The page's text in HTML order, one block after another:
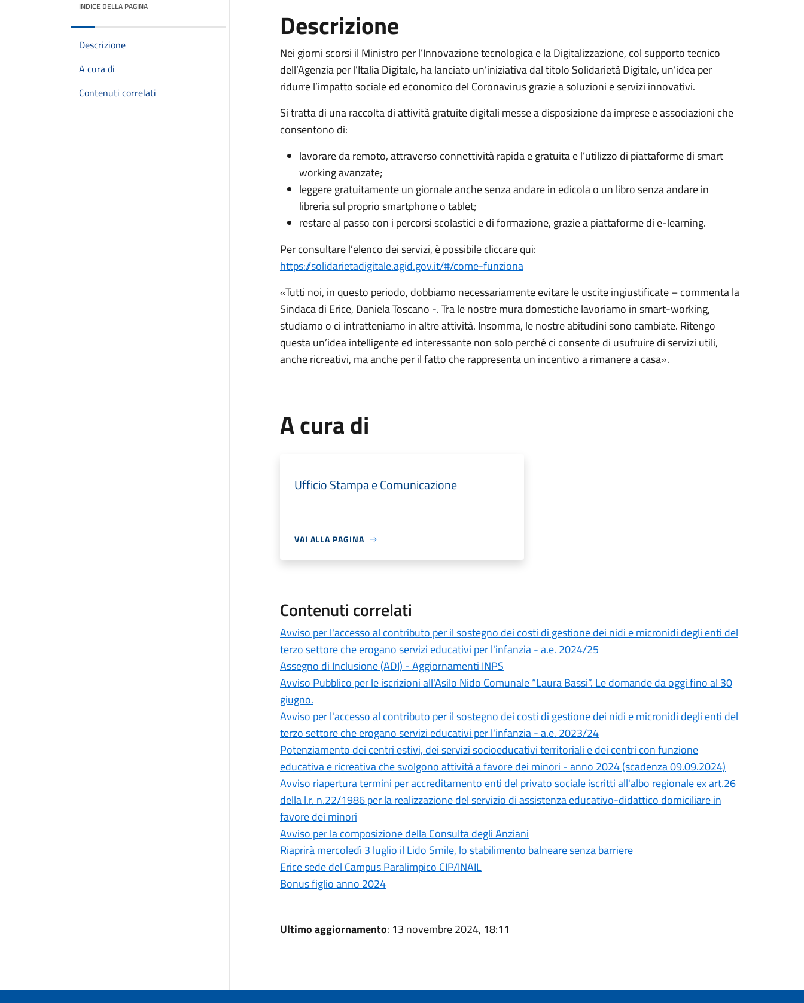
INDICE DELLA PAGINA
Descrizione
A cura di
Contenuti correlati
Descrizione
Nei giorni scorsi il Ministro per l’Innovazione tecnologica e la Digitalizzazione, col supporto tecnico
dell’Agenzia per l’Italia Digitale, ha lanciato un’iniziativa dal titolo Solidarietà Digitale, un’idea per
ridurre l’impatto sociale ed economico del Coronavirus grazie a soluzioni e servizi innovativi.
Si tratta di una raccolta di attività gratuite digitali messe a disposizione da imprese e associazioni che
consentono di:
lavorare da remoto, attraverso connettività rapida e gratuita e l’utilizzo di piattaforme di smart
working avanzate;
leggere gratuitamente un giornale anche senza andare in edicola o un libro senza andare in
libreria sul proprio smartphone o tablet;
restare al passo con i percorsi scolastici e di formazione, grazie a piattaforme di e-learning.
Per consultare l’elenco dei servizi, è possibile cliccare qui:
https://solidarietadigitale.agid.gov.it/#/come-funziona
«Tutti noi, in questo periodo, dobbiamo necessariamente evitare le uscite ingiustificate – commenta la
Sindaca di Erice, Daniela Toscano -. Tra le nostre mura domestiche lavoriamo in smart-working,
studiamo o ci intratteniamo in altre attività. Insomma, le nostre abitudini sono cambiate. Ritengo
questa un’idea intelligente ed interessante non solo perché ci consente di usufruire di servizi utili,
anche ricreativi, ma anche per il fatto che rappresenta un incentivo a rimanere a casa».
A cura di
Ufficio Stampa e Comunicazione
VAI ALLA PAGINA
Contenuti correlati
Avviso per l'accesso al contributo per il sostegno dei costi di gestione dei nidi e micronidi degli enti del
terzo settore che erogano servizi educativi per l'infanzia - a.e. 2024/25
Assegno di Inclusione (ADI) - Aggiornamenti INPS
Avviso Pubblico per le iscrizioni all'Asilo Nido Comunale “Laura Bassi”. Le domande da oggi fino al 30
giugno.
Avviso per l'accesso al contributo per il sostegno dei costi di gestione dei nidi e micronidi degli enti del
terzo settore che erogano servizi educativi per l'infanzia - a.e. 2023/24
Potenziamento dei centri estivi, dei servizi socioeducativi territoriali e dei centri con funzione
educativa e ricreativa che svolgono attività a favore dei minori - anno 2024 (scadenza 09.09.2024)
Avviso riapertura termini per accreditamento enti del privato sociale iscritti all'albo regionale ex art.26
della l.r. n.22/1986 per la realizzazione del servizio di assistenza educativo-didattico domiciliare in
favore dei minori
Avviso per la composizione della Consulta degli Anziani
Riaprirà mercoledì 3 luglio il Lido Smile, lo stabilimento balneare senza barriere
Erice sede del Campus Paralimpico CIP/INAIL
Bonus figlio anno 2024
Ultimo aggiornamento: 13 novembre 2024, 18:11